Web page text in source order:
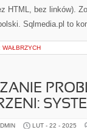
HTML, bez linków).
Sqlmedia.pl to
WAŁBRZYCH
LUT - 22 - 2025